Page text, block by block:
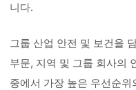
니다.
그룹 산업 안전 및 보건을
부문, 지역 및 그룹 회사의
중에서 가장 높은 우선순